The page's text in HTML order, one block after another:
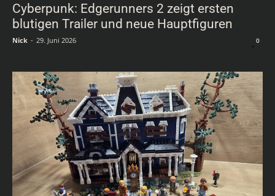
Cyberpunk: Edgerunners 2 zeigt ersten
blutigen Trailer und neue Hauptfiguren
Nick - 29. Juni 2026 0